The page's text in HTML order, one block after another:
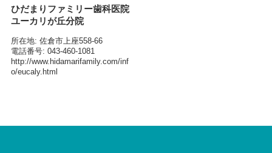
ひだまりファミリー歯科医院
ユーカリが丘分院
所在地 佐倉市上座558-66
電話番号 043-460-1081
http://www.hidamarifamily.com/inf
o/eucaly.html